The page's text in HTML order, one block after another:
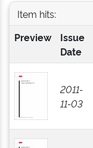
Item hits:
Preview
Issue
Date
2011-
11-03